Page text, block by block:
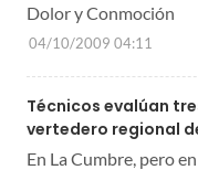
Dolor y Conmoción
04/10/2009 04:11
Técnicos evalúan
vertedero regional
En La Cumbre, pero